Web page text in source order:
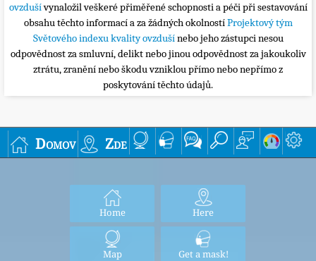
ovzdušívynaložil veškeré přiměřené schopnosti a péči při sestavování
obsahu těchto informací a za žádných okolnostíProjektový tým
Světového indexu kvality ovzdušínebo jeho zástupci nesou
odpovědnost za smluvní, delikt nebo jinou odpovědnost za jakoukoliv
ztrátu, zranění nebo škodu vzniklou přímo nebo nepřímo z
poskytování těchto údajů.
Domov Zde
Home Here
Map Get a mask!